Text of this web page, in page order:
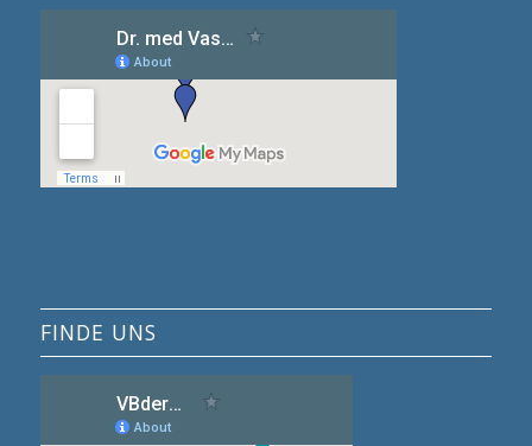
FINDE UNS